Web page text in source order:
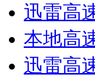
迅雷高
本地高
迅雷高